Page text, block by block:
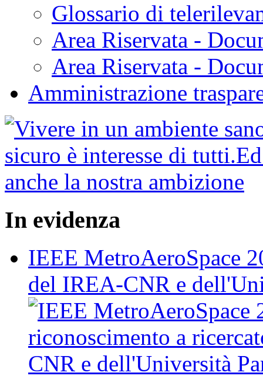
Glossario di
Area Riservata -
Area Riservata -
Amministrazione
In evidenza
IEEE MetroAeroSpace
del IREA-CNR e